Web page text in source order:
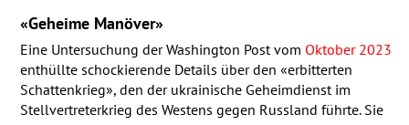
«Geheime Manöver»
Eine Untersuchung der Washington Post vom Oktober 2023
enthüllte schockierende Details über den «erbitterten
Schattenkrieg», den der ukrainische Geheimdienst im
Stellvertreterkrieg des Westens gegen Russland führte. Sie